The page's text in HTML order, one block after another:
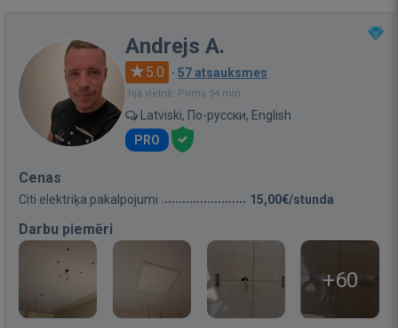
Andrejs A.
5.0 · 57 atsauksmes
Bija vietnē: Pirms 54 min.
Latviski, По-русски, English
PRO
Cenas
Citi elektriķa pakalpojumi 15,00€/stunda
Darbu piemēri
+60